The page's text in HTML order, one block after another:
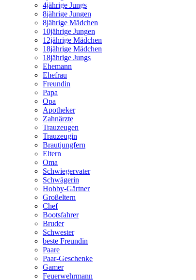
4jährige Jungs
8jährige Jungen
8jährige Mädchen
10jährige Jungen
12jährige Mädchen
18jährige Mädchen
18jährige Jungs
Ehemann
Ehefrau
Freundin
Papa
Opa
Apotheker
Zahnärzte
Trauzeugen
Trauzeugin
Brautjungfern
Eltern
Oma
Schwiegervater
Schwägerin
Hobby-Gärtner
Großeltern
Chef
Bootsfahrer
Bruder
Schwester
beste Freundin
Paare
Paar-Geschenke
Gamer
Feuerwehrmann